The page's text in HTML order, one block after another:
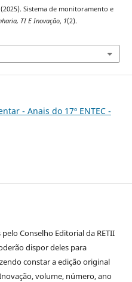
(2025). Sistema de monitoramento e
TI E Inovação, 1(2).
- Anais do 17º ENTEC -
Conselho Editorial da RETII
dispor deles para
constar a edição original
volume, número, ano